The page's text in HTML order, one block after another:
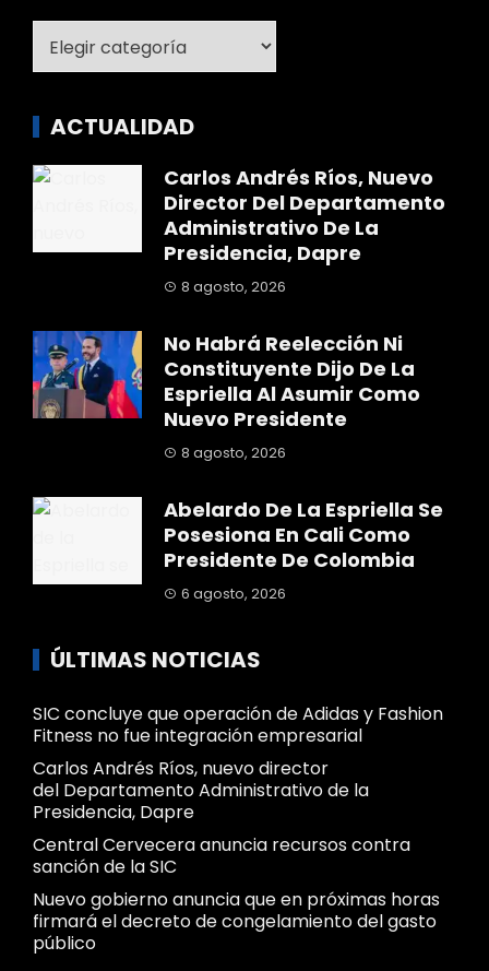
ACTUALIDAD
Carlos Andrés Ríos, Nuevo
Director Del Departamento
Administrativo De La
Presidencia, Dapre
8 agosto, 2026
No Habrá Reelección Ni
Constituyente Dijo De La
Espriella Al Asumir Como
Nuevo Presidente
8 agosto, 2026
Abelardo De La Espriella Se
Posesiona En Cali Como
Presidente De Colombia
6 agosto, 2026
ÚLTIMAS NOTICIAS
SIC concluye que operación de Adidas y Fashion
Fitness no fue integración empresarial
Carlos Andrés Ríos, nuevo director
del Departamento Administrativo de la
Presidencia, Dapre
Central Cervecera anuncia recursos contra
sanción de la SIC
Nuevo gobierno anuncia que en próximas horas
firmará el decreto de congelamiento del gasto
público